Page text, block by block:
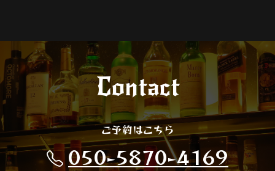
Contact
ご予約はこちら
050-5870-4169